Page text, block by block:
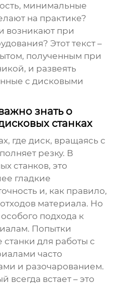
минимальные
на практике?
возникают при
Этот текст –
полученным при
и развеять
сдисковыми
знать о
станках
где диск, вращаясь с
резку. В
станков, это
гладкие
и, как правило,
материала. Но
подхода к
Попытки
станки для работы с
часто
и разочарованием.
всегда встает – это